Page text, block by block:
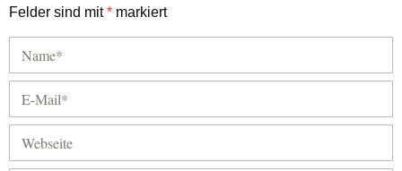
Felder sind mit* markiert